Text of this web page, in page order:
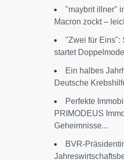
"maybrit illner"
Macron zockt –
"Zwei für Eins":
startet
Ein halbes
Deutsche
Perfekte
PRIMODEUS
Geheimnisse...
BVR-